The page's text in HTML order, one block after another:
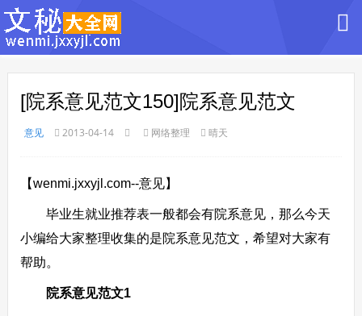
[院系意见范文150]院系意见范文
意见 2013-04-14 网络整理 晴天
【wenmi.jxxyjl.com--意见】
毕业生就业推荐表一般都会有院系意见，那么今天
小编给大家整理收集的是院系意见范文，希望对大家有
帮助。
院系意见范文1